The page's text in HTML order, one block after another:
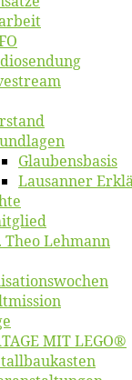
Glaubens­ba­sis
Lausan­ner
Theo Lehmann
MIT LEGO®